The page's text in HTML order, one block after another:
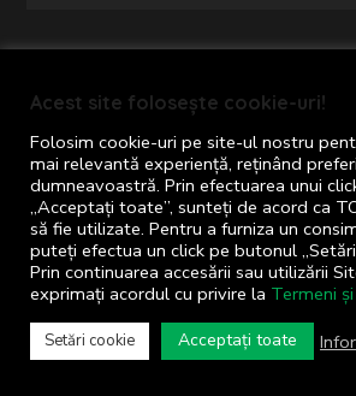
Primăria comunei Cornu © 2024
Acest site folosește cookie-uri!
Folosim cookie-uri pe site-ul nostru
mai relevantă experiență, reținând
dumneavoastră. Prin efectuarea unui
„Acceptați toate”, sunteți de acord ca
să fie utilizate. Pentru a furniza un
puteți efectua un click pe butonul „Setări
Prin continuarea accesării sau utilizării
exprimați acordul cu privire la Termeni
Setări cookie Acceptați toate